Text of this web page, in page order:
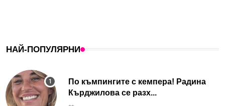
НАЙ-ПОПУЛЯРНИ
По къмпингите с кемпера! Радина
Кърджилова се разх...